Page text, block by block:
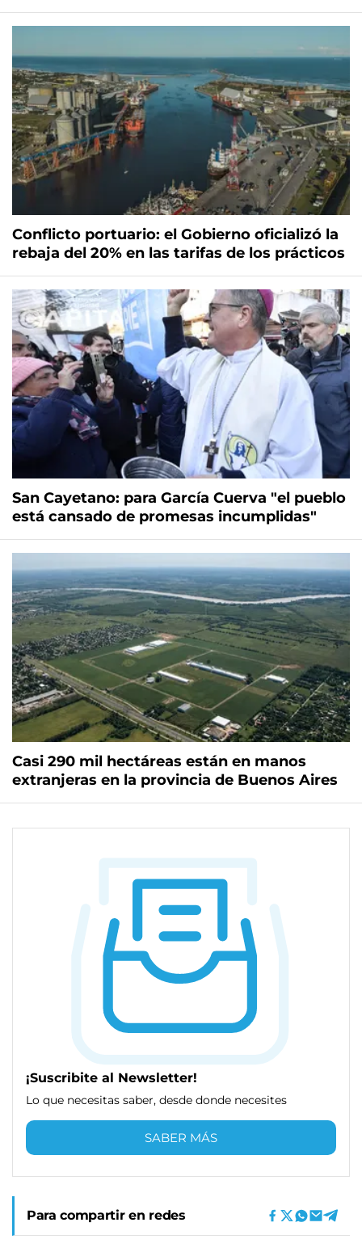
Conflicto portuario: el Gobierno oficializó la
rebaja del 20% en las tarifas de los prácticos
San Cayetano: para García Cuerva "el pueblo
está cansado de promesas incumplidas"
Casi 290 mil hectáreas están en manos
extranjeras en la provincia de Buenos Aires
¡Suscribite al Newsletter!
Lo que necesitas saber, desde donde necesites
SABER MÁS
Para compartir en redes